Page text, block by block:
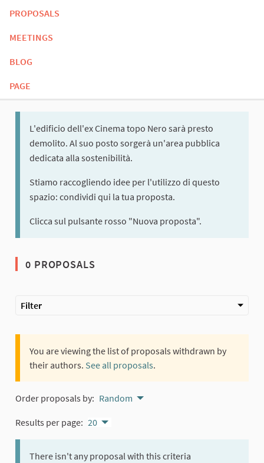
PROPOSALS
MEETINGS
BLOG
PAGE
L'edificio dell'ex Cinema topo Nero sarà presto
demolito. Al suo posto sorgerà un'area pubblica
dedicata alla sostenibilità.
Stiamo raccogliendo idee per l'utilizzo di questo
spazio: condividi qui la tua proposta.
Clicca sul pulsante rosso "Nuova proposta".
0 PROPOSALS
Filter
You are viewing the list of proposals withdrawn by
their authors. See all proposals.
Order proposals by: Random
Results per page: 20
There isn't any proposal with this criteria